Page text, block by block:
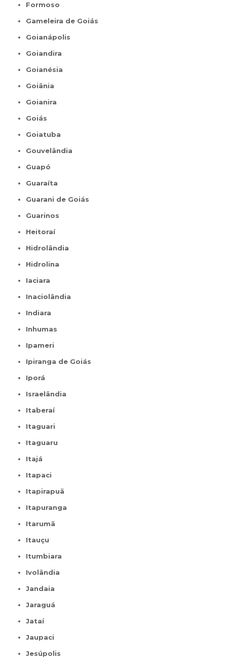
Formoso
Gameleira de Goiás
Goianápolis
Goiandira
Goianésia
Goiânia
Goianira
Goiás
Goiatuba
Gouvelândia
Guapó
Guaraíta
Guarani de Goiás
Guarinos
Heitoraí
Hidrolândia
Hidrolina
Iaciara
Inaciolândia
Indiara
Inhumas
Ipameri
Ipiranga de Goiás
Iporá
Israelândia
Itaberaí
Itaguari
Itaguaru
Itajá
Itapaci
Itapirapuã
Itapuranga
Itarumã
Itauçu
Itumbiara
Ivolândia
Jandaia
Jaraguá
Jataí
Jaupaci
Jesúpolis